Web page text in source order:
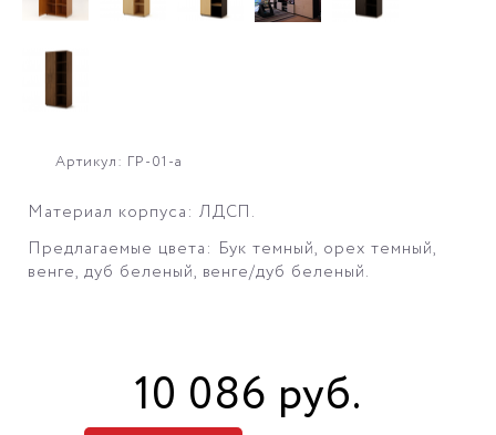
Артикул: ГР-01-а
Материал корпуса: ЛДСП.
Предлагаемые цвета: Бук темный, орех темный,
венге, дуб беленый, венге/дуб беленый.
10 086 руб.